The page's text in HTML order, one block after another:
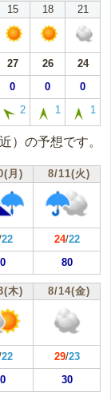
15 18 21
27 26
24
0 0 0
2 1 1
）の予想です。
月) 8/11(火)
22 24/22
80
木) 8/14(金)
22 29/23
30